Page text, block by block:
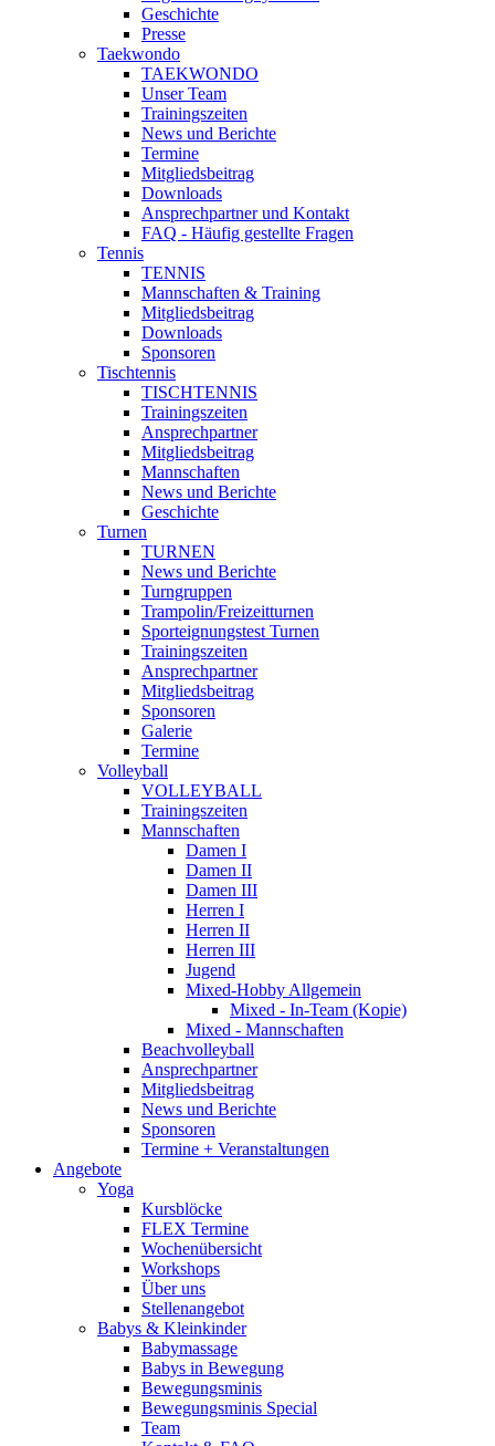
Geschichte
Presse
Taekwondo
TAEKWONDO
Unser Team
Trainingszeiten
News und Berichte
Termine
Mitgliedsbeitrag
Downloads
Ansprechpartner und Kontakt
FAQ - Häufig gestellte Fragen
Tennis
TENNIS
Mannschaften & Training
Mitgliedsbeitrag
Downloads
Sponsoren
Tischtennis
TISCHTENNIS
Trainingszeiten
Ansprechpartner
Mitgliedsbeitrag
Mannschaften
News und Berichte
Geschichte
Turnen
TURNEN
News und Berichte
Turngruppen
Trampolin/Freizeitturnen
Sporteignungstest Turnen
Trainingszeiten
Ansprechpartner
Mitgliedsbeitrag
Sponsoren
Galerie
Termine
Volleyball
VOLLEYBALL
Trainingszeiten
Mannschaften
Damen I
Damen II
Damen III
Herren I
Herren II
Herren III
Jugend
Mixed-Hobby Allgemein
Mixed - In-Team (Kopie)
Mixed - Mannschaften
Beachvolleyball
Ansprechpartner
Mitgliedsbeitrag
News und Berichte
Sponsoren
Termine + Veranstaltungen
Angebote
Yoga
Kursblöcke
FLEX Termine
Wochenübersicht
Workshops
Über uns
Stellenangebot
Babys & Kleinkinder
Babymassage
Babys in Bewegung
Bewegungsminis
Bewegungsminis Special
Team